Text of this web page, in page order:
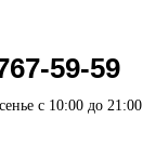
59-59
с 10:00 до 21:00